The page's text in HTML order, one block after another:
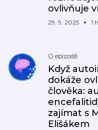
ovlivňuje
29. 9. 2025 1
O epizodě
Když
dokáže
člověka:
zajímat s
Elišákem